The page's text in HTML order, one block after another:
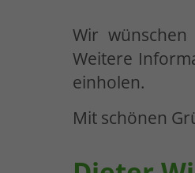
Wir
Weitere
einholen.
Mit schönen